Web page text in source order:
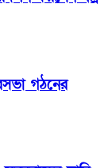
গঠনের